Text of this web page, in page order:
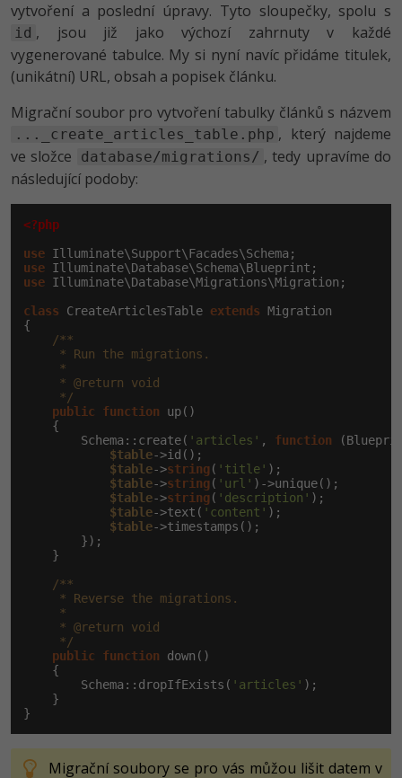
vytvoření a poslední úpravy. Tyto sloupečky, spolu s
id , jsou již jako výchozí zahrnuty v každé
vygenerované tabulce. My si nyní navíc přidáme titulek,
(unikátní) URL, obsah a popisek článku.
Migrační soubor pro vytvoření tabulky článků s názvem
..._create_articles_table.php , který najdeme
ve složce
database/migrations/ , tedy upravíme do
následující podoby:
<?php
use
use
use Illuminate\Database\Migrations\Migration;
class CreateArticlesTable extends Migration
{
/**
     * Run the migrations.
     *
     * @return void
     */
public
function up()
    {
        Schema::create(
'articles' , function
$table->id();
$table->string( 'title' );
$table->string( 'url' )->unique();
$table->string( 'description' );
$table->text( 'content' );
$table->timestamps();
        });
    }
/**
     * Reverse the migrations.
     *
     * @return void
     */
public
function down()
    {
        Schema::dropIfExists(
'articles' );
    }
}
Migrační soubory se pro vás můžou lišit datem v